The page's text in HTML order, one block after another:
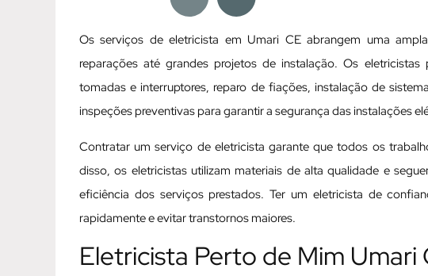
Os serviços de eletricista em Umari CE abrangem uma
reparações até grandes projetos de instalação. Os
tomadas e interruptores, reparo de fiações, instalação de
inspeções preventivas para garantir a segurança das instalações
Contratar um serviço de eletricista garante que todos os
disso, os eletricistas utilizam materiais de alta qualidade e
eficiência dos serviços prestados. Ter um eletricista de
rapidamente e evitar transtornos maiores.
Eletricista Perto de Mim Umari